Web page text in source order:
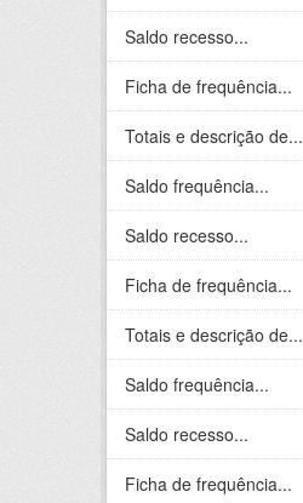
Saldo recesso...
Ficha de frequência...
Totais e descrição de...
Saldo frequência...
Saldo recesso...
Ficha de frequência...
Totais e descrição de...
Saldo frequência...
Saldo recesso...
Ficha de frequência...